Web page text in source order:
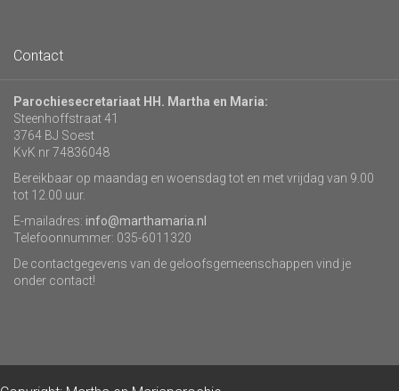
Contact
Parochiesecretariaat HH. Martha en Maria:
Steenhoffstraat 41
3764 BJ Soest
KvK nr 74836048
Bereikbaar op maandag en woensdag tot en met vrijdag van 9.00
tot 12.00 uur.
E-mailadres: info@marthamaria.nl
Telefoonnummer: 035-6011320
De contactgegevens van de geloofsgemeenschappen vind je
onder contact!